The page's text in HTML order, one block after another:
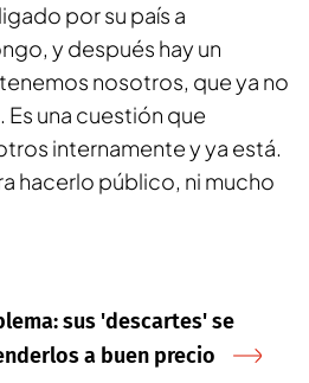
por su país a
y después hay un
nosotros, que ya no
una cuestión que
internamente y ya está.
hacerlo público, ni mucho
sus 'descartes' se
a buen precio